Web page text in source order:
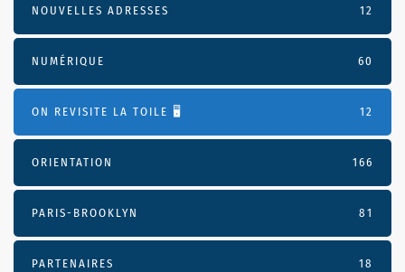
NOUVELLES ADRESSES 12
NUMÉRIQUE 60
ON REVISITE LA TOILE 🖥️ 12
ORIENTATION 166
PARIS-BROOKLYN 81
PARTENAIRES 18